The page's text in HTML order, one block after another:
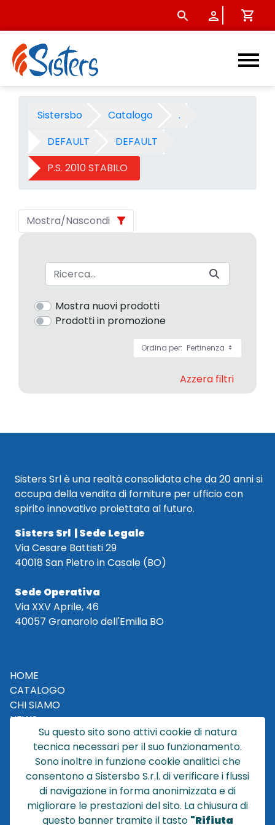
P.S. 2010 STABILO -
Sistersbo Catalogo
.
DEFAULT
DEFAULT
P.S. 2010 STABILO
Mostra/Nascondi
Barra di ricerca
Mostra nuovi prodotti
Prodotti in promozione
Ordina per: Pertinenza
Azzera filtri
Sisters Srl è una realtà consolidata che da 20 anni si
occupa della vendita di forniture per ufficio con
spirito innovativo proiettata al futuro.
Sisters Srl | Sede Legale
Via Cesare Battisti 29
40018 San Pietro in Casale (BO)
Sede Operativa
Via XXV Aprile, 46
40057 Granarolo dell'Emilia BO
HOME
CATALOGO
CHI SIAMO
NEWS
CONTATTACI
CONDIZIONI DI VENDITA
POLICY PRIVACY
NOTE LEGALI
Cookie
Su questo sito sono attivi cookie di natura
tecnica necessari per il suo funzionamento.
Sono inoltre in funzione cookie analitici che
consentono a Sistersbo S.r.l. di verificare i flussi
di navigazione in forma anonimizzata e di
migliorare le prestazioni del sito. La chiusura di
questo banner tramite il tasto "Rifiuta